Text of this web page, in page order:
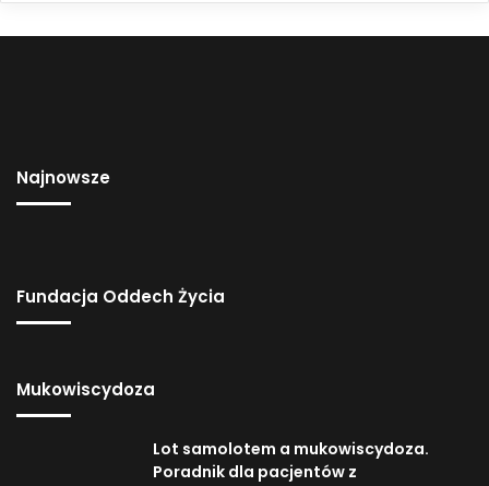
Najnowsze
Fundacja Oddech Życia
Mukowiscydoza
Lot samolotem a mukowiscydoza.
Poradnik dla pacjentów z